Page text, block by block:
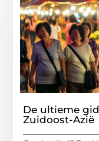
De ultieme
Zuidoost-Azië